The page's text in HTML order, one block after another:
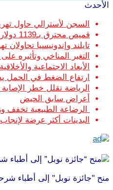
الأحدث
السجن لأسترالي حاول
قميص محترق بـ1139 دولارا.. هل تفقد الموضة عقلها؟
تايلند وإندونيسيا تحاولان
التغير المناخي وتأثيره
الأبعاد الاجتماعية
ارتفاع الضغط في
الرياضة تقلل خطر
أعراض سابق الحيض
الرضاعة الطبيعية تخفف
البدينات أكثر عرضة
منح "جائزة نوبل" إلى أطباء